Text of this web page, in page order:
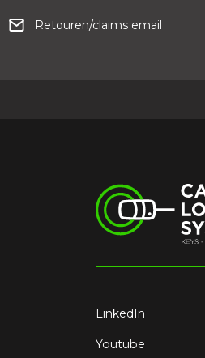
Retouren/claims email
LinkedIn
Youtube